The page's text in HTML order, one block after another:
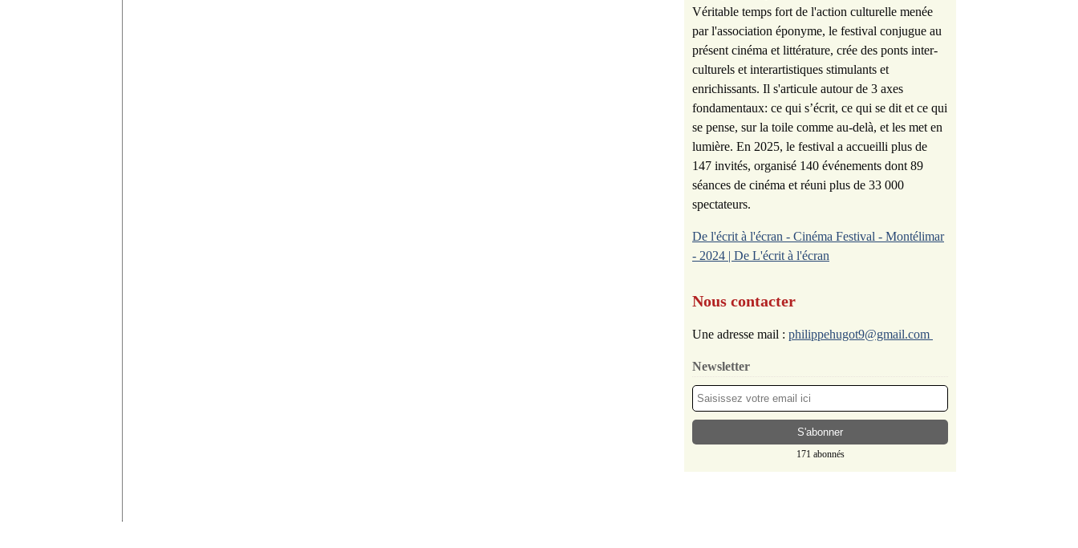
Véritable temps fort de l'action culturelle menée
par l'association éponyme, le festival conjugue au
présent cinéma et littérature, crée des ponts inter-
culturels et interartistiques stimulants et
enrichissants. Il s'articule autour de 3 axes
fondamentaux: ce qui s’écrit, ce qui se dit et ce qui
se pense, sur la toile comme au-delà, et les met en
lumière. En 2025, le festival a accueilli plus de
147 invités, organisé 140 événements dont 89
séances de cinéma et réuni plus de 33 000
spectateurs.
De l'écrit à l'écran - Cinéma Festival - Montélimar
- 2024 | De L'écrit à l'écran
Nous contacter
Une adresse mail : philippehugot9@gmail.com
Newsletter
171 abonnés